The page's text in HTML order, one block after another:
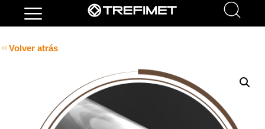
Volver atrás